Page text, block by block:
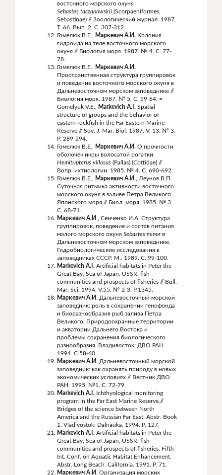
восточного морского окуня
Sebastes taczanowskii (Scorpaeniformes,
Sebastinae) // Зоологический журнал. 1987.
Т. 66. Вып. 2. С. 307-312.
Гомелюк В.Е., Маркевич А.И. Колония
гидроида на теле восточного морского
окуня // Биология моря. 1987. № 4. С. 77-
78.
Гомелюк В.Е., Маркевич А.И.
Пространственная структура группировок
и поведение восточного морского окуня в
Дальневосточном морском заповеднике //
Биология моря. 1987. № 5. С. 59-64. =
Gomelyuk V.E., Markevich A.I. Spatial
structure of groups and the behavior of
eastern rockfish in the Far Eastern Marine
Reserve // Sov. J. Mar. Biol. 1987. V. 13. № 3.
P. 289-294.
Гомелюк В.Е., Маркевич А.И. О прочности
оболочек икры волосатой рогатки
Hemitripterus villosus (Pallas) (Cottidae) //
Вопр. ихтиологии. 1985. № 4. С. 690-692.
Гомелюк В.Е., Маркевич А.И., Леунов В.П.
Суточная ритмика активности восточного
морского окуня в заливе Петра Великого
Японского моря // Биол. моря. 1985. № 3.
С. 68-71.
Маркевич А.И., Сенченко И.А. Структура
группировок, поведение и состав питания
малого морского окуняSebastes minorв
Дальневосточном морском заповеднике.
Гидробиологические исследования в
заповедниках СССР. М.: 1989. С. 99-100.
Markevich A.I. Artificial habitats in Peter the
Great Bay, Sea of Japan, USSR: fish
communities and prospects of fisheries // Bull.
Mar. Sci. 1994. V.55. № 2-3. P.1345.
Маркевич А.И. Дальневосточный морской
заповедник: роль в сохранении генофонда
и биоразнообразия рыб залива Петра
Великого. Природоохранные территории
и акватории Дальнего Востока и
проблемы сохранения биологического
разнообразия. Владивосток: ДВО РАН.
1994. С.58-60.
Маркевич А.И. Дальневосточный морской
заповедник: как охранять природу в новых
экономических условиях // Вестник ДВО
РАН. 1995. №1. С. 72-79.
Markevich A.I. Ichthyological monitoring
program in the Far East Marine Reserve.//
Bridges of the science between North
America and the Russian Far East. Abstr. Book
1. Vladivostok: Dalnauka, 1994. P. 127.
Markevich A.I. Artificial habitats in Peter the
Great Bay, Sea of Japan, USSR: fish
communities and prospects of fisheries. Fifth
Int. Conf. on Aquatic Habitat Enhancement.
Abstr. Long Beach. California. 1991. P. 71.
Маркевич А.И. Организация морских